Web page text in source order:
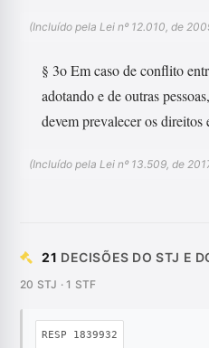
(Incluído pela Lei nº 12.010, de
§ 3o Em caso de conflito
adotando e de outras
devem prevalecer os direitos
(Incluído pela Lei nº 13.509, de
21 DECISÕES DO STJ E
20 STJ · 1 STF
RESP 1839932